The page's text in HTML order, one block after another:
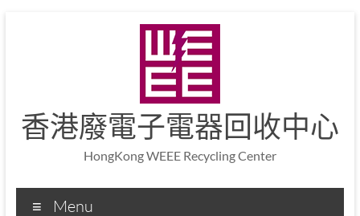
香港廢電子電器回收中心
HongKong WEEE Recycling Center
Menu